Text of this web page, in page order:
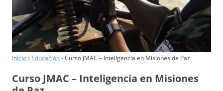
Inicio › Educación › Curso JMAC – Inteligencia en Misiones de Paz
Curso JMAC – Inteligencia en Misiones